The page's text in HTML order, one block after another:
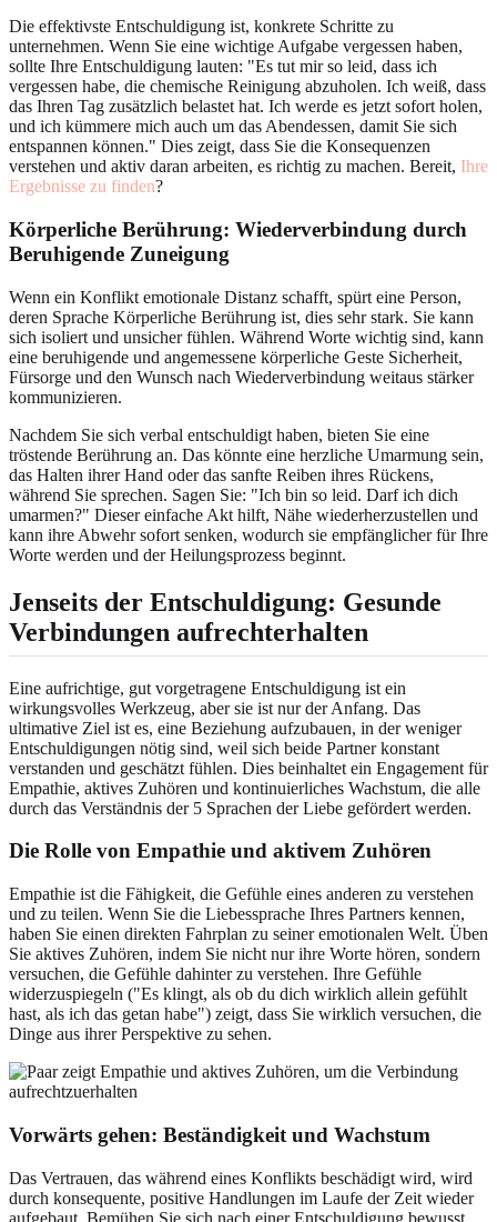
Die effektivste Entschuldigung ist, konkrete Schritte zu
unternehmen. Wenn Sie eine wichtige Aufgabe vergessen haben,
sollte Ihre Entschuldigung lauten: "Es tut mir so leid, dass ich
vergessen habe, die chemische Reinigung abzuholen. Ich weiß, dass
das Ihren Tag zusätzlich belastet hat. Ich werde es jetzt sofort holen,
und ich kümmere mich auch um das Abendessen, damit Sie sich
entspannen können." Dies zeigt, dass Sie die Konsequenzen
verstehen und aktiv daran arbeiten, es richtig zu machen. Bereit, Ihre
Ergebnisse zu finden?
Körperliche Berührung: Wiederverbindung durch
Beruhigende Zuneigung
Wenn ein Konflikt emotionale Distanz schafft, spürt eine Person,
deren Sprache Körperliche Berührung ist, dies sehr stark. Sie kann
sich isoliert und unsicher fühlen. Während Worte wichtig sind, kann
eine beruhigende und angemessene körperliche Geste Sicherheit,
Fürsorge und den Wunsch nach Wiederverbindung weitaus stärker
kommunizieren.
Nachdem Sie sich verbal entschuldigt haben, bieten Sie eine
tröstende Berührung an. Das könnte eine herzliche Umarmung sein,
das Halten ihrer Hand oder das sanfte Reiben ihres Rückens,
während Sie sprechen. Sagen Sie: "Ich bin so leid. Darf ich dich
umarmen?" Dieser einfache Akt hilft, Nähe wiederherzustellen und
kann ihre Abwehr sofort senken, wodurch sie empfänglicher für Ihre
Worte werden und der Heilungsprozess beginnt.
Jenseits der Entschuldigung: Gesunde
Verbindungen aufrechterhalten
Eine aufrichtige, gut vorgetragene Entschuldigung ist ein
wirkungsvolles Werkzeug, aber sie ist nur der Anfang. Das
ultimative Ziel ist es, eine Beziehung aufzubauen, in der weniger
Entschuldigungen nötig sind, weil sich beide Partner konstant
verstanden und geschätzt fühlen. Dies beinhaltet ein Engagement für
Empathie, aktives Zuhören und kontinuierliches Wachstum, die alle
durch das Verständnis der 5 Sprachen der Liebe gefördert werden.
Die Rolle von Empathie und aktivem Zuhören
Empathie ist die Fähigkeit, die Gefühle eines anderen zu verstehen
und zu teilen. Wenn Sie die Liebessprache Ihres Partners kennen,
haben Sie einen direkten Fahrplan zu seiner emotionalen Welt. Üben
Sie aktives Zuhören, indem Sie nicht nur ihre Worte hören, sondern
versuchen, die Gefühle dahinter zu verstehen. Ihre Gefühle
widerzuspiegeln ("Es klingt, als ob du dich wirklich allein gefühlt
hast, als ich das getan habe") zeigt, dass Sie wirklich versuchen, die
Dinge aus ihrer Perspektive zu sehen.
Vorwärts gehen: Beständigkeit und Wachstum
Das Vertrauen, das während eines Konflikts beschädigt wird, wird
durch konsequente, positive Handlungen im Laufe der Zeit wieder
aufgebaut. Bemühen Sie sich nach einer Entschuldigung bewusst,